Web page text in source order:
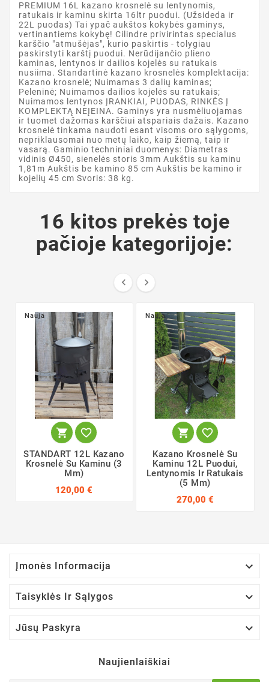
PREMIUM 16L kazano krosnelė su lentynomis,
ratukais ir kaminu skirta 16ltr puodui. (Užsideda ir
22L puodas) Tai ypač aukštos kokybės gaminys,
vertinantiems kokybę! Cilindre privirintas specialus
karščio "atmušėjas", kurio paskirtis - tolygiau
paskirstyti karštį puodui. Nerūdijančio plieno
kaminas, lentynos ir dailios kojelės su ratukais
nusiima. Standartinė kazano krosnelės komplektacija:
Kazano krosnelė; Nuimamas 3 dalių kaminas;
Peleninė; Nuimamos dailios kojelės su ratukais;
Nuimamos lentynos ĮRANKIAI, PUODAS, RINKĖS Į
KOMPLEKTĄ NEĮEINA. Gaminys yra nusmėliuojamas
ir tuomet dažomas karščiui atspariais dažais. Kazano
krosnelė tinkama naudoti esant visoms oro sąlygoms,
nepriklausomai nuo metų laiko, kaip žiemą, taip ir
vasarą. Gaminio techniniai duomenys: Diametras
vidinis Ø450, sienelės storis 3mm Aukštis su kaminu
1,81m Aukštis be kamino 85 cm Aukštis be kamino ir
kojelių 45 cm Svoris: 38 kg.
16 kitos prekės toje
pačioje kategorijoje:
 
Nauja
 
STANDART 12L Kazano
Krosnelė Su Kaminu (3
Mm)
120,00 €
Nauja
 
Kazano Krosnelė Su
Kaminu 12L Puodui,
Lentynomis Ir Ratukais
(5 Mm)
270,00 €
Įmonės Informacija 
Taisyklės Ir Sąlygos 
Jūsų Paskyra 
Naujienlaiškiai